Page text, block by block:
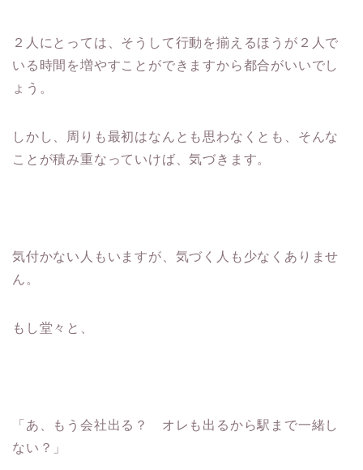
２人にとっては、そうして行動を揃えるほうが２人で
いる時間を増やすことができますから都合がいいでし
ょう。
しかし、周りも最初はなんとも思わなくとも、そんな
ことが積み重なっていけば、気づきます。
気付かない人もいますが、気づく人も少なくありませ
ん。
もし堂々と、
「あ、もう会社出る？ オレも出るから駅まで一緒し
ない？」